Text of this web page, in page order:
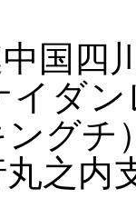
中国四
イダ
グチ
之内